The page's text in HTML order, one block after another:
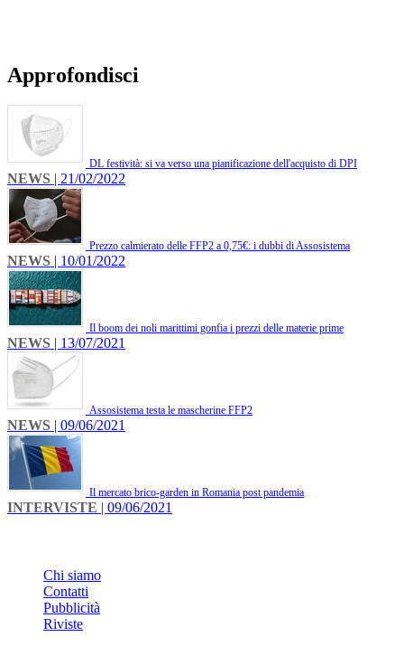
Approfondisci
DL festività: si va verso una pianificazione dell'acquisto di DPI
NEWS | 21/02/2022
Prezzo calmierato delle FFP2 a 0,75€: i dubbi di Assosistema
NEWS | 10/01/2022
Il boom dei noli marittimi gonfia i prezzi delle materie prime
NEWS | 13/07/2021
Assosistema testa le mascherine FFP2
NEWS | 09/06/2021
Il mercato brico-garden in Romania post pandemia
INTERVISTE | 09/06/2021
Chi siamo
Contatti
Pubblicità
Riviste